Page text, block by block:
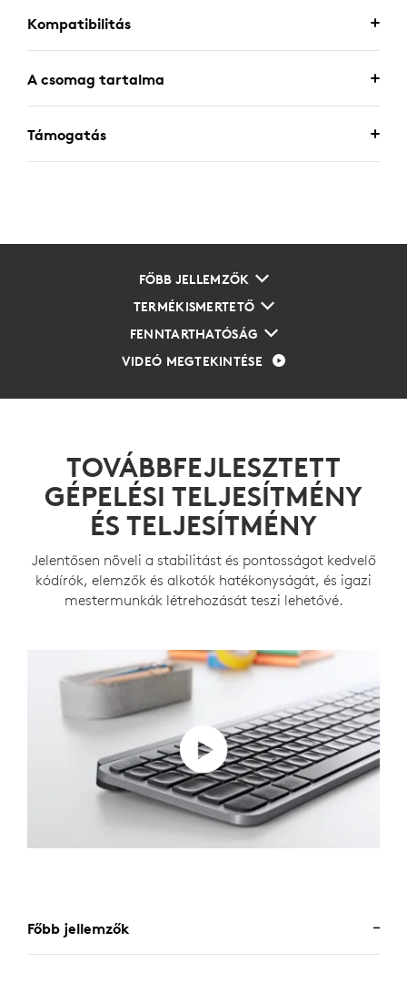
Kompatibilitás
A csomag tartalma
Támogatás
FŐBB JELLEMZŐK
TERMÉKISMERTETŐ
FENNTARTHATÓSÁG
VIDEÓ MEGTEKINTÉSE
TOVÁBBFEJLESZTETT
GÉPELÉSI TELJESÍTMÉNY
ÉS TELJESÍTMÉNY
Jelentősen növeli a stabilitást és pontosságot kedvelő
kódírók, elemzők és alkotók hatékonyságát, és igazi
mestermunkák létrehozását teszi lehetővé.
Főbb jellemzők